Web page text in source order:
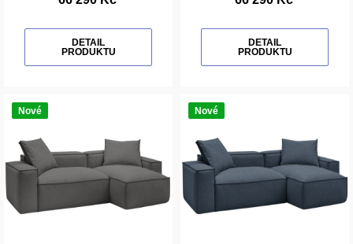
DETAIL
PRODUKTU
DETAIL
PRODUKTU
Nové Nové